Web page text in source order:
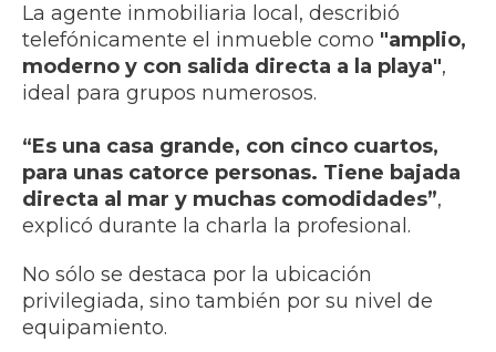
La agente inmobiliaria local, describió
telefónicamente el inmueble como "amplio,
moderno y con salida directa a la playa",
ideal para grupos numerosos.
“Es una casa grande, con cinco cuartos,
para unas catorce personas. Tiene bajada
directa al mar y muchas comodidades”,
explicó durante la charla la profesional.
No sólo se destaca por la ubicación
privilegiada, sino también por su nivel de
equipamiento.